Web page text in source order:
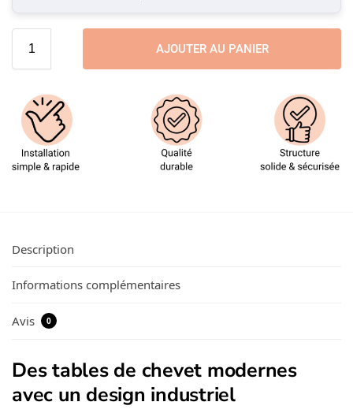
AJOUTER AU PANIER
Description
Informations complémentaires
Avis 0
Des tables de chevet modernes
avec un design industriel